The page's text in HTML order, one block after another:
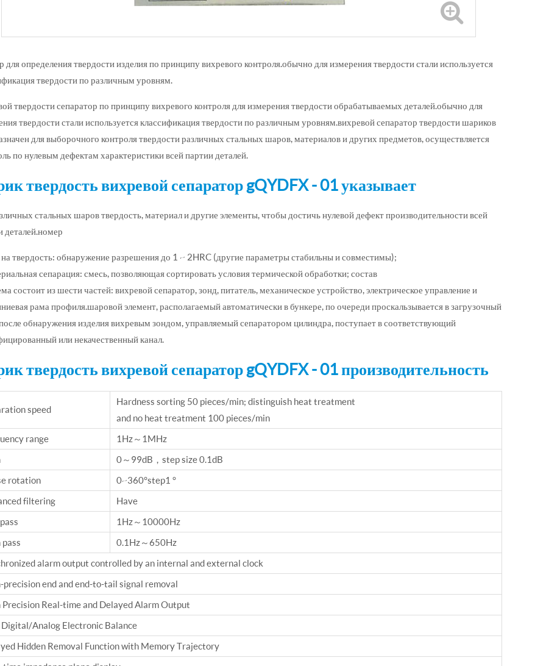
для определения твердости изделия по принципу вихревого контроля.обычно для измерения твердости стали используется
твердости по различным уровням.
твердости сепаратор по принципу вихревого контроля для измерения твердости обрабатываемых деталей.обычно для
твердости стали используется классификация твердости по различным уровням.вихревой сепаратор твердости шариков
для выборочного контроля твердости различных стальных шаров, материалов и других предметов, осуществляется
по нулевым дефектам характеристики всей партии деталей.
твердость вихревой сепаратор gQYDFX - 01 указывает
стальных шаров твердость, материал и другие элементы, чтобы достичь нулевой дефект производительности всей
деталей.номер
на твердость: обнаружение разрешения до 1 ~ 2HRC (другие параметры стабильны и совместимы);
сепарация: смесь, позволяющая сортировать условия термической обработки; состав
состоит из шести частей: вихревой сепаратор, зонд, питатель, механическое устройство, электрическое управление и
рама профиля.шаровой элемент, располагаемый автоматически в бункере, по очереди проскальзывается в загрузочный
обнаружения изделия вихревым зондом, управляемый сепаратором цилиндра, поступает в соответствующий
или некачественный канал.
твердость вихревой сепаратор gQYDFX - 01 производительность
speed
Hardness sorting 50 pieces/min; distinguish heat treatment
and no heat treatment 100 pieces/min
range
1Hz～1MHz
0～99dB，step size 0.1dB
rotation
0~360°step1 °
filtering
Have
1Hz～10000Hz
0.1Hz～650Hz
alarm output controlled by an internal and external clock
precision end and end-to-tail signal removal
Precision Real-time and Delayed Alarm Output
Digital/Analog Electronic Balance
Hidden Removal Function with Memory Trajectory